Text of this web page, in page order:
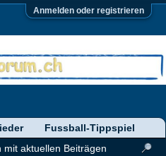
Anmelden oder registrieren
mit aktuellen Beiträgen
Fussball-Tippspiel